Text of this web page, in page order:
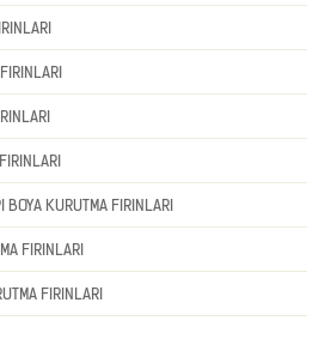
BOYA KURUTMA FIRINLARI
FIRINLARI
FIRINLARI